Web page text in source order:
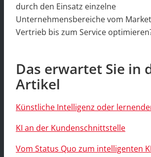
durch den Einsatz einzelne
Unternehmensbereiche vom
Vertrieb bis zum Service
Das erwartet Sie in
Artikel
Künstliche Intelligenz oder
KI an der Kundenschnittstelle
Vom Status Quo zum intelligenten